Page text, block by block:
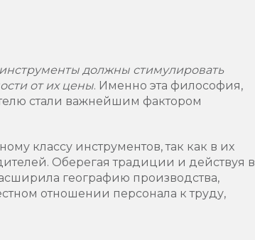
должны стимулировать
от их цены. Именно эта философия,
стали важнейшим фактором
классу инструментов, так как в их
Оберегая традиции и действуя в
географию производства,
отношении персонала к труду,